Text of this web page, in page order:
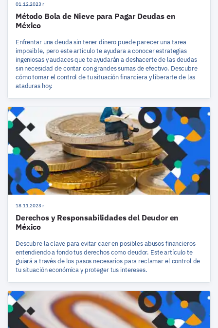
01.12.2023 r
Método Bola de Nieve para Pagar Deudas en
México
Enfrentar una deuda sin tener dinero puede parecer una tarea
imposible, pero este artículo te ayudara a conocer estrategias
ingeniosas y audaces que te ayudarán a deshacerte de las deudas
sin necesidad de contar con grandes sumas de efectivo. Descubre
cómo tomar el control de tu situación financiera y liberarte de las
ataduras hoy.
18.11.2023 r
Derechos y Responsabilidades del Deudor en
México
Descubre la clave para evitar caer en posibles abusos financieros
entendiendo a fondo tus derechos como deudor. Este artículo te
guiará a través de los pasos necesarios para reclamar el control de
tu situación económica y proteger tus intereses.